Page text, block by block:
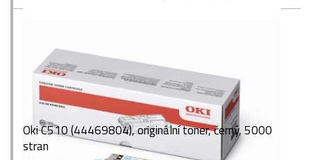
Oki C510 (44469804), originální toner, černý, 5000
stran